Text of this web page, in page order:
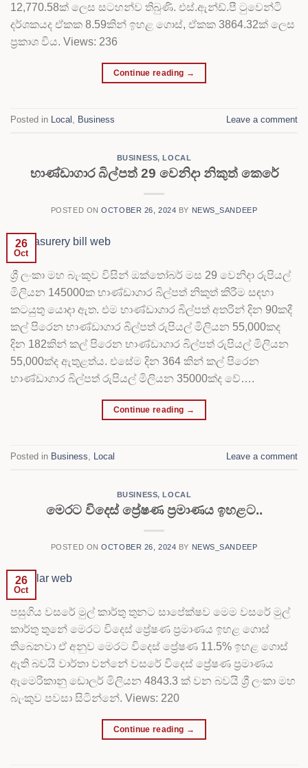
12,770.58ක් ලෙස සටහන්ව තිබුණි. එස්.ඇන්ඩ්.පී ටුවෙන්ටි
දර්ශකයද ඒකක 8.59කින් ඉහළ ගොස්, ඒකක 3864.32ක් ලෙස
ප්‍රකාශ විය. Views: 236
Continue reading →
Posted in Local , Business Leave a comment
BUSINESS,LOCAL
භාණ්ඩාගාර බිල්පත් 29 වෙනිදා නිකුත් කෙරේ
POSTED ONOCTOBER 26, 2024 BY NEWS_SANDEEP
26
Oct
ශ්‍රී ලංකා මහ බැංකුව විසින් ඔක්තෝබර් මස 29 වෙනිදා රුපියල්
මිලියන 145000ක භාණ්ඩාගාර බිල්පත් නිකුත් කිරීම සඳහා
කටයුතු යොදා ඇත. එම භාණ්ඩාගාර බිල්පත් අතරින් දින 90කදී
කල් පිරෙන භාණ්ඩාගාර බිල්පත් රුපියල් මිලියන 55,000කද
දින 182කින් කල් පිරෙන භාණ්ඩාගාර බිල්පත් රුපියල් මිලියන
55,000ක්ද ඇතුළත්ය. එසේම දින 364 කින් කල් පිරෙන
භාණ්ඩාගාර බිල්පත් රුපියල් මිලියන 35000ක්ද වේ….
Continue reading →
Posted in Business, Local Leave a comment
BUSINESS,LOCAL
මෙරට විදෙස් ප්‍රේෂණ ප්‍රමාණය ඉහළට..
POSTED ONOCTOBER 26, 2024 BY NEWS_SANDEEP
26
Oct
පසුගිය වසරේ මුල් කාර්තු තුනට සාපේක්ෂව මෙම වසරේ මුල්
කාර්තු තුනේ මෙරට විදෙස් ප්‍රේෂණ ප්‍රමාණය ඉහළ ගොස්
තිබෙනවා ඒ අනුව මෙරට විදෙස් ප්‍රේෂණ 11.5% ඉහළ ගොස්
ඇති බවයි වාර්තා වන්නේ වසරේ විදෙස් ප්‍රේෂණ ප්‍රමාණය
ඇමෙරිකානු ඩොලර් මිලියන 4843.3 ක් වන බවයි ශ්‍රී ලංකා මහ
බැංකුව පවසා සිටින්නේ. Views: 220
Continue reading →